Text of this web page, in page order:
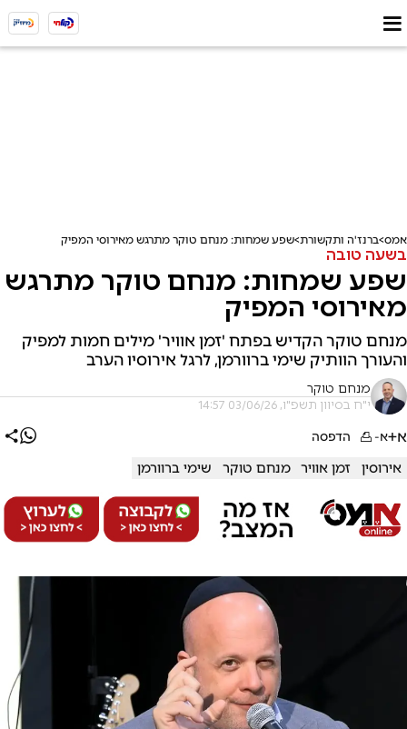
אמס ברנז'ה ותקשורת שפע שמחות: מנחם טוקר מתרגש מאירוסי המפיק
בשעה טובה
שפע שמחות: מנחם טוקר מתרגש
מאירוסי המפיק
מנחם טוקר הקדיש בפתח 'זמן אוויר' מילים חמות למפיק
והעורך הוותיק שימי ברוורמן, לרגל אירוסיו הערב
מנחם טוקר
י"ח בסיוון תשפ"ו, 03/06/26 14:57
א+א- הדפסה
אירוסין זמן אוויר מנחם טוקר שימי ברוורמן